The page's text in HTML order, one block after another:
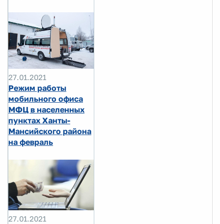
27.01.2021
Режим работы
мобильного офиса
МФЦ в населенных
пунктах Ханты-
Мансийского района
на февраль
27.01.2021